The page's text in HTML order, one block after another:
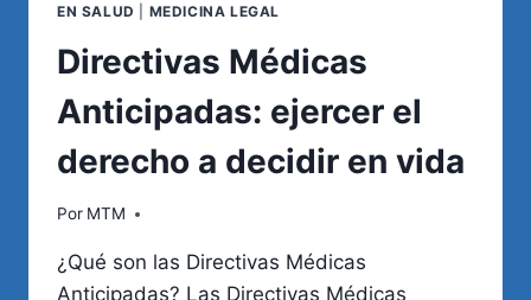
EN SALUD
MEDICINA LEGAL
Directivas Médicas
Anticipadas: ejercer el
derecho a decidir en vida
Por MTM
¿Qué son las Directivas Médicas
Anticipadas? Las Directivas Médicas